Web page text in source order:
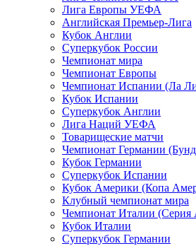
Лига Европы УЕФА
Английская Премьер-Лига
Кубок Англии
Суперкубок России
Чемпионат мира
Чемпионат Европы
Чемпионат Испании (Ла
Кубок Испании
Суперкубок Англии
Лига Наций УЕФА
Товарищеские матчи
Чемпионат Германии
Кубок Германии
Суперкубок Испании
Кубок Америки (Копа
Клубный чемпионат мира
Чемпионат Италии (Серия
Кубок Италии
Суперкубок Германии